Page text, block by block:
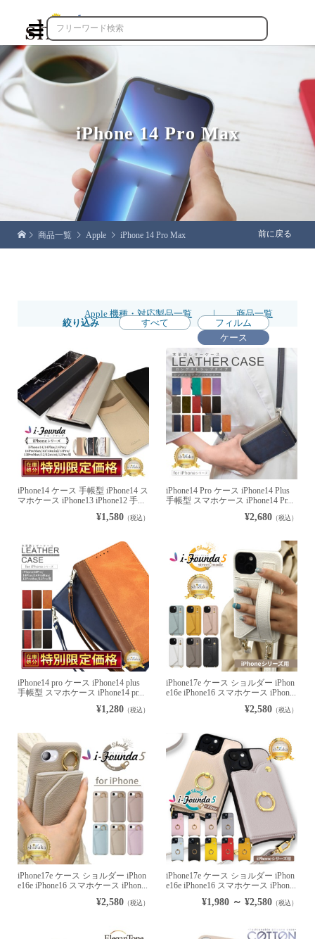

iPhone 14 Pro Max
商品一覧 Apple iPhone 14 Pro Max 前に戻る
Apple 機種・対応製品一覧 |
商品一覧
絞り込み
すべて
フィルム
ケース
iPhone14 ケース 手帳型 iPhone14 ス
マホケース iPhone13 iPhone12 手...
¥1,580（税込）
iPhone14 Pro ケース iPhone14 Plus
手帳型 スマホケース iPhone14 Pr...
¥2,680 （税込）
iPhone14 pro ケース iPhone14 plus
手帳型 スマホケース iPhone14 pr...
¥1,280（税込）
iPhone17e ケース ショルダー iPhon
e16e iPhone16 スマホケース iPhon...
¥2,580 （税込）
iPhone17e ケース ショルダー iPhon
e16e iPhone16 スマホケース iPhon...
¥2,580（税込）
iPhone17e ケース ショルダー iPhon
e16e iPhone16 スマホケース iPhon...
¥1,980 ～ ¥2,580 （税込）